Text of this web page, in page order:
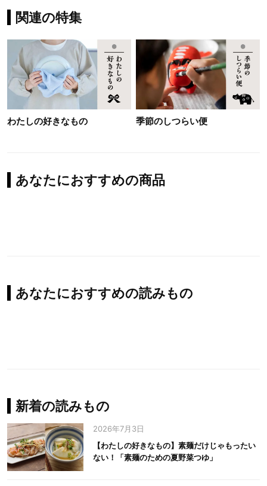
関連の特集
わたしの好きなもの 季節のしつらい便
あなたにおすすめの商品
あなたにおすすめの読みもの
新着の読みもの
2026年7月3日
【わたしの好きなもの】素麺だけじゃもったい
ない！「素麺のための夏野菜つゆ」